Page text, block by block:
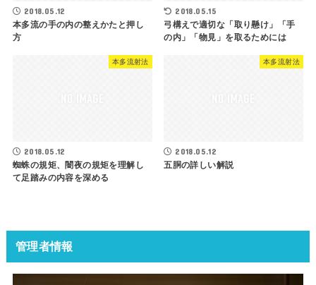
2018.05.12
本多流の手の内の整えかたと押し
方
2018.05.15
弓構えで適切な「取り懸け」「手
の内」「物見」を取るためには
本多流射法
2018.05.12
蜘蛛の規矩、闇夜の規矩を理解し
て足踏みの内容を深める
本多流射法
2018.05.12
五胴の詳しい解説
管理者情報